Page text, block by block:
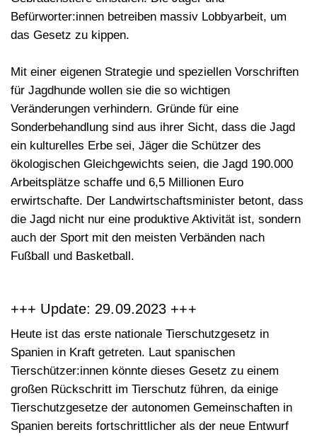
Befürworter:innen betreiben massiv Lobbyarbeit, um
das Gesetz zu kippen.
Mit einer eigenen Strategie und speziellen Vorschriften
für Jagdhunde wollen sie die so wichtigen
Veränderungen verhindern. Gründe für eine
Sonderbehandlung sind aus ihrer Sicht, dass die Jagd
ein kulturelles Erbe sei, Jäger die Schützer des
ökologischen Gleichgewichts seien, die Jagd 190.000
Arbeitsplätze schaffe und 6,5 Millionen Euro
erwirtschafte. Der Landwirtschaftsminister betont, dass
die Jagd nicht nur eine produktive Aktivität ist, sondern
auch der Sport mit den meisten Verbänden nach
Fußball und Basketball.
+++ Update: 29.09.2023 +++
Heute ist das erste nationale Tierschutzgesetz in
Spanien in Kraft getreten. Laut spanischen
Tierschützer:innen könnte dieses Gesetz zu einem
großen Rückschritt im Tierschutz führen, da einige
Tierschutzgesetze der autonomen Gemeinschaften in
Spanien bereits fortschrittlicher als der neue Entwurf